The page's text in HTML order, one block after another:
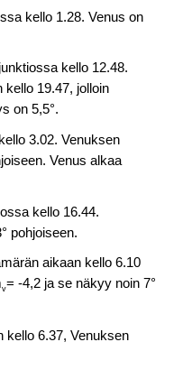
kello 1.28. Venus on
kello 12.48.
kello 19.47, jolloin
on 5,5°.
3.02. Venuksen
Venus alkaa
kello 16.44.
pohjoiseen.
aikaan kello 6.10
v= -4,2 ja se näkyy noin 7°
kello 6.37, Venuksen